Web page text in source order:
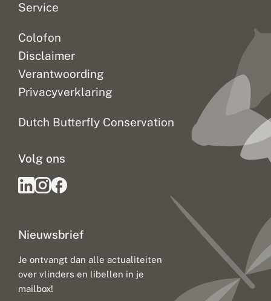
Service
Colofon
Disclaimer
Verantwoording
Privacyverklaring
Dutch Butterfly Conservation
Nieuwsbrief
Je ontvangt dan alle actualiteiten
over vlinders en libellen in je
mailbox!
Volg ons